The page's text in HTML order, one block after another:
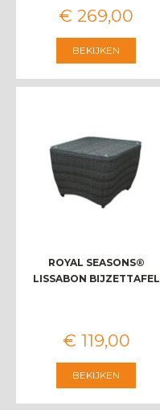
€ 269,00
BEKIJKEN
ROYAL SEASONS®
LISSABON BIJZETTAFEL
€ 119,00
BEKIJKEN